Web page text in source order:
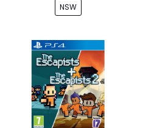
NSW